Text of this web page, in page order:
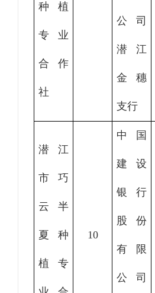
种植
专业
合作
社
公司
潜江
金穗
支行
潜江
市巧
云半
夏种
植专
10
中国
建设
银行
股份
有限
公司